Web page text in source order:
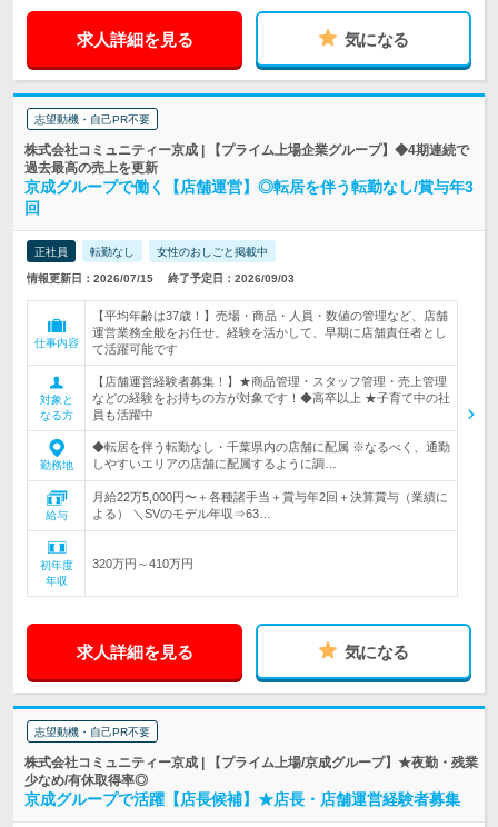
求人詳細を見る 気になる
志望動機・自己PR不要
株式会社コミュニティー京成 | 【プライム上場企業グループ】◆4期連続で
過去最高の売上を更新
京成グループで働く【店舗運営】◎転居を伴う転勤なし/賞与年3
回
正社員 転勤なし 女性のおしごと掲載中
情報更新日：2026/07/15 終了予定日：2026/09/03
仕事内容
【平均年齢は37歳！】売場・商品・人員・数値の管理など、店舗
運営業務全般をお任せ。経験を活かして、早期に店舗責任者とし
て活躍可能です
対象と
なる方
【店舗運営経験者募集！】★商品管理・スタッフ管理・売上管理
などの経験をお持ちの方が対象です！◆高卒以上 ★子育て中の社
員も活躍中
勤務地
◆転居を伴う転勤なし・千葉県内の店舗に配属 ※なるべく、通勤
しやすいエリアの店舗に配属するように調…
給与
月給22万5,000円〜＋各種諸手当＋賞与年2回＋決算賞与（業績に
よる） ＼SVのモデル年収⇒63…
初年度
年収
320万円～410万円
求人詳細を見る 気になる
志望動機・自己PR不要
株式会社コミュニティー京成 | 【プライム上場/京成グループ】★夜勤・残業
少なめ/有休取得率◎
京成グループで活躍【店長候補】★店長・店舗運営経験者募集